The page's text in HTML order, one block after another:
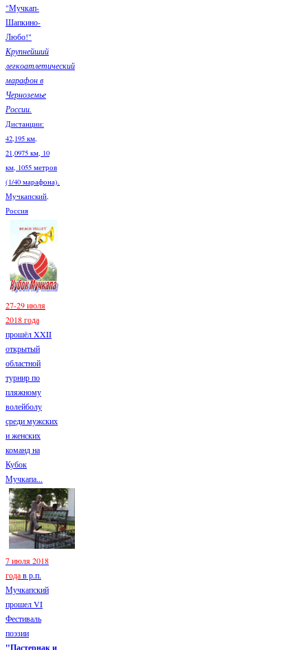
"Мучкап-
Шапкино-
Любо!"
Крупнейший
легкоатлетический
марафон в
Черноземье
России.
Дистанции:
42,195 км,
21,0975 км, 10
км, 1055 метров
(1/40 марафона).
Мучкапский,
Россия
27-29 июля
2018 года
прошёл XXII
открытый
областной
турнир по
пляжному
волейболу
среди мужских
и женских
команд на
Кубок
Мучкапа...
7 июля 2018
годав р.п.
Мучкапский
прошел VI
Фестиваль
поэзии
"Пастернак и